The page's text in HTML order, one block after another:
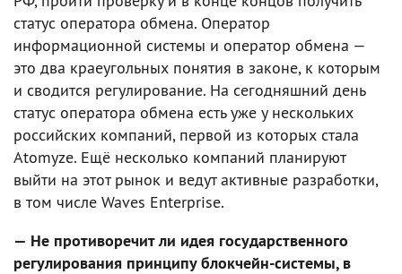
статус оператора обмена. Оператор
информационной системы и оператор обмена —
это два краеугольных понятия в законе, к которым
и сводится регулирование. На сегодняшний день
статус оператора обмена есть уже у нескольких
российских компаний, первой из которых стала
Atomyze. Ещё несколько компаний планируют
выйти на этот рынок и ведут активные разработки,
в том числе Waves Enterprise.
— Не противоречит ли идея государственного
регулирования принципу блокчейн-системы, в